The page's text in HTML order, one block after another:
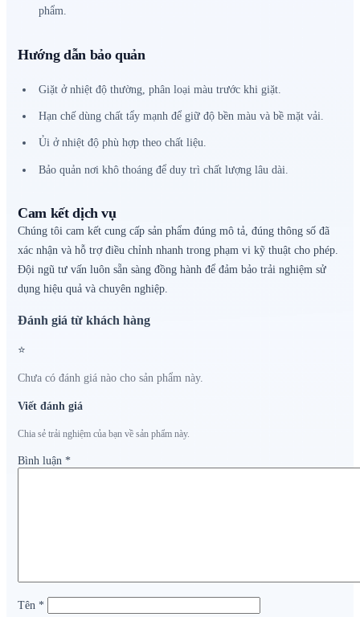
phẩm.
Hướng dẫn bảo quản
Giặt ở nhiệt độ thường, phân loại màu trước khi giặt.
Hạn chế dùng chất tẩy mạnh để giữ độ bền màu và bề mặt vải.
Ủi ở nhiệt độ phù hợp theo chất liệu.
Bảo quản nơi khô thoáng để duy trì chất lượng lâu dài.
Cam kết dịch vụ
Chúng tôi cam kết cung cấp sản phẩm đúng mô tả, đúng thông số đã
xác nhận và hỗ trợ điều chỉnh nhanh trong phạm vi kỹ thuật cho phép.
Đội ngũ tư vấn luôn sẵn sàng đồng hành để đảm bảo trải nghiệm sử
dụng hiệu quả và chuyên nghiệp.
Đánh giá từ khách hàng
⭐
Chưa có đánh giá nào cho sản phẩm này.
Viết đánh giá
Chia sẻ trải nghiệm của bạn về sản phẩm này.
Bình luận *
Tên *